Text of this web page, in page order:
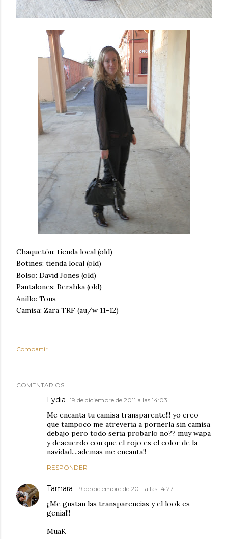
Chaquetón: tienda local (old)
Botines: tienda local (old)
Bolso: David Jones (old)
Pantalones: Bershka (old)
Anillo: Tous
Camisa: Zara TRF (au/w 11-12)
Compartir
COMENTARIOS
Lydia 19 de diciembre de 2011 a las 14:03
Me encanta tu camisa transparente!!! yo creo
que tampoco me atreveria a pornerla sin camisa
debajo pero todo seria probarlo no?? muy wapa
y deacuerdo con que el rojo es el color de la
navidad....ademas me encanta!!
RESPONDER
Tamara 19 de diciembre de 2011 a las 14:27
¡¡Me gustan las transparencias y el look es
genial!!
MuaK